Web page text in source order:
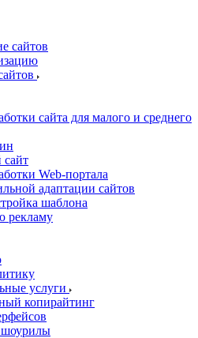
сайтов
сайта для малого и среднего
Web-портала
адаптации сайтов
шаблона
рекламу
услуги
копирайтинг